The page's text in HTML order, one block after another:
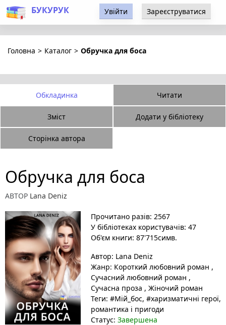
БУКУРУК Увійти Зареєструватися
Головна > Каталог > Обручка для боса
Обкладинка Читати
Зміст Додати у бібліотеку
Сторінка автора
Обручка для боса
АВТОР Lana Deniz
Прочитано разів: 2567
У бібліотеках користувачів: 47
Об'єм книги: 87'715симв.
Автор: Lana Deniz
Жанр: Короткий любовний роман ,
Сучасний любовний роман ,
Сучасна проза , Жіночий роман
Теги: #Мій_бос, #харизматичні герої,
романтика і пригоди
Статус: Завершена